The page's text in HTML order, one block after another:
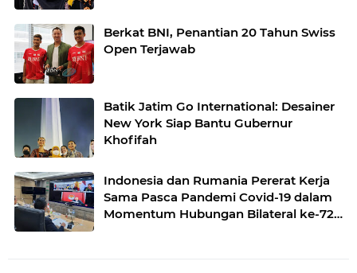
Sekaligus Perluas Akses Promosi
Pelaku UMKM
Berkat BNI, Penantian 20 Tahun Swiss
Open Terjawab
Batik Jatim Go International: Desainer
New York Siap Bantu Gubernur
Khofifah
Indonesia dan Rumania Pererat Kerja
Sama Pasca Pandemi Covid-19 dalam
Momentum Hubungan Bilateral ke-72